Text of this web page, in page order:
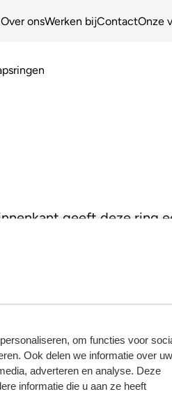
om functies voor
Ook delen we informatie over uw
adverteren en analyse. Deze
informatie die u aan ze heeft
Over onsWerken bijContactOnze
geeft deze ring